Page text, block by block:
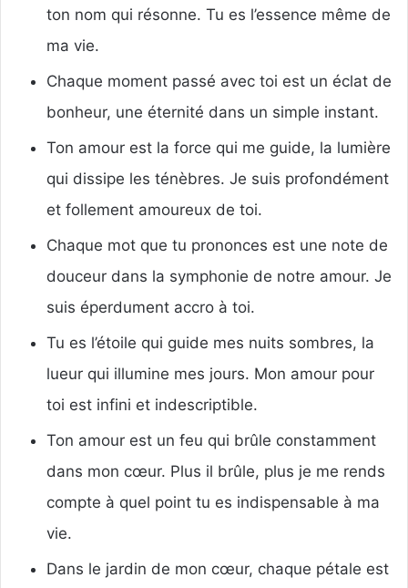
ton nom qui résonne. Tu es l’essence même de
ma vie.
Chaque moment passé avec toi est un éclat de
bonheur, une éternité dans un simple instant.
Ton amour est la force qui me guide, la lumière
qui dissipe les ténèbres. Je suis profondément
et follement amoureux de toi.
Chaque mot que tu prononces est une note de
douceur dans la symphonie de notre amour. Je
suis éperdument accro à toi.
Tu es l’étoile qui guide mes nuits sombres, la
lueur qui illumine mes jours. Mon amour pour
toi est infini et indescriptible.
Ton amour est un feu qui brûle constamment
dans mon cœur. Plus il brûle, plus je me rends
compte à quel point tu es indispensable à ma
vie.
Dans le jardin de mon cœur, chaque pétale est